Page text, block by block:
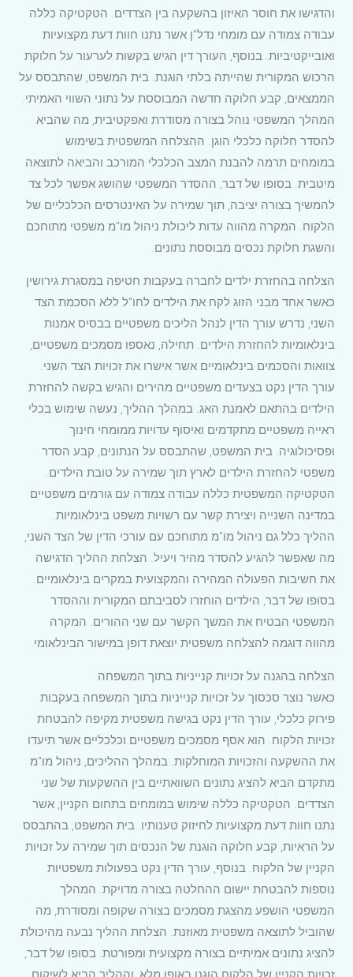
והדגישו את חוסר האיזון בהשקעה בין הצדדים. הטקטיקה כללה
עבודה צמודה עם מומחי נדל"ן אשר נתנו חוות דעת מקצועיות
ואובייקטיביות. בנוסף, העורך דין הגיש בקשות לערעור על חלוקת
הרכוש המקורית שהייתה בלתי הוגנת. בית המשפט, שהתבסס על
הממצאים, קבע חלוקה חדשה המבוססת על נתוני השווי האמיתי.
המהלך המשפטי נוהל בצורה מסודרת ואפקטיבית, מה שהביא
להסדר חלוקה כלכלי הוגן. ההצלחה המשפטית בשימוש
במומחים תרמה להבנת המצב הכלכלי המורכב והביאה לתוצאה
מיטבית. בסופו של דבר, ההסדר המשפטי שהושג אפשר לכל צד
להמשיך בצורה יציבה, תוך שמירה על האינטרסים הכלכליים של
הלקוח. המקרה מהווה עדות ליכולת ניהול מו"מ משפטי מתוחכם
והשגת חלוקת נכסים מבוססת נתונים.
הצלחה בהחזרת ילדים לחברה בעקבות חטיפה במסגרת גירושין
כאשר אחד מבני הזוג לקח את הילדים לחו"ל ללא הסכמת הצד
השני, נדרש עורך הדין לנהל הליכים משפטיים בבסיס אמנות
בינלאומיות להחזרת הילדים. תחילה, נאספו מסמכים משפטיים,
צוואות והסכמים בינלאומיים אשר אישרו את זכויות הצד השני.
עורך הדין נקט בצעדים משפטיים מהירים והגיש בקשה להחזרת
הילדים בהתאם לאמנת האג. במהלך ההליך, נעשה שימוש בכלי
ראייה משפטיים מתקדמים ואיסוף עדויות ממומחי חינוך
ופסיכולוגיה. בית המשפט, שהתבסס על הנתונים, קבע הסדר
משפטי להחזרת הילדים לארץ תוך שמירה על טובת הילדים.
הטקטיקה המשפטית כללה עבודה צמודה עם גורמים משפטיים
במדינה השנייה ויצירת קשר עם רשויות משפט בינלאומיות.
ההליך כלל גם ניהול מו"מ מתוחכם עם עורכי הדין של הצד השני,
מה שאפשר להגיע להסדר מהיר ויעיל. הצלחת ההליך הדגישה
את חשיבות הפעולה המהירה והמקצועית במקרים בינלאומיים.
בסופו של דבר, הילדים הוחזרו לסביבתם המקורית וההסדר
המשפטי הבטיח את המשך הקשר עם שני ההורים. המקרה
מהווה דוגמה להצלחה משפטית יוצאת דופן במישור הבינלאומי.
הצלחה בהגנה על זכויות קנייניות בתוך המשפחה
כאשר נוצר סכסוך על זכויות קנייניות בתוך המשפחה בעקבות
פירוק כלכלי, עורך הדין נקט בגישה משפטית מקיפה להבטחת
זכויות הלקוח. הוא אסף מסמכים משפטיים וכלכליים אשר תיעדו
את ההשקעה והזכויות המוחלקות. במהלך ההליכים, ניהול מו"מ
מתקדם הביא להציג נתונים השוואתיים בין ההשקעות של שני
הצדדים. הטקטיקה כללה שימוש במומחים בתחום הקניין, אשר
נתנו חוות דעת מקצועיות לחיזוק טענותיו. בית המשפט, בהתבסס
על הראיות, קבע חלוקה הוגנת של הנכסים תוך שמירה על זכויות
הקניין של הלקוח. בנוסף, עורך הדין נקט בפעולות משפטיות
נוספות להבטחת יישום ההחלטה בצורה מדויקת. המהלך
המשפטי הושפע מהצגת מסמכים בצורה שקופה ומסודרת, מה
שהוביל לתוצאה משפטית מאוזנת. הצלחת ההליך נבעה מהיכולת
להציג נתונים אמיתיים בצורה מקצועית ומפורטת. בסופו של דבר,